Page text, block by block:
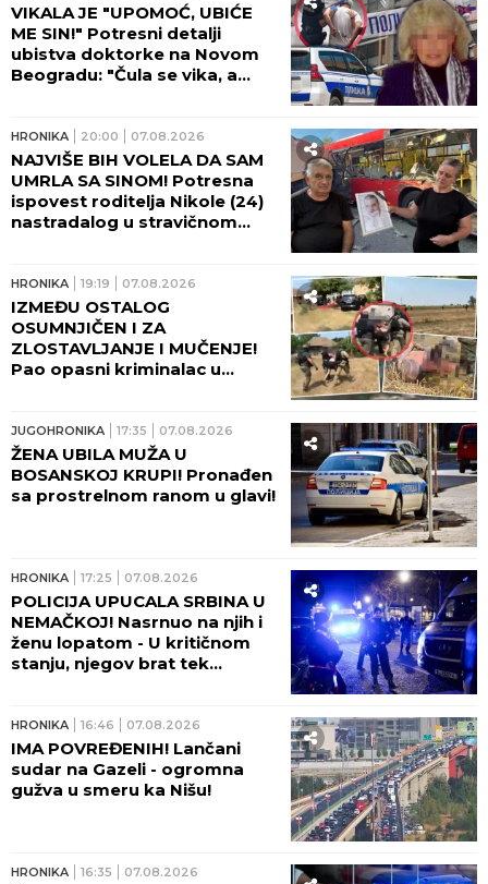
VIKALA JE "UPOMOĆ, UBIĆE
ME SIN!" Potresni detalji
ubistva doktorke na Novom
Beogradu: "Čula se vika, a
HRONIKA 20:00 07.08.2026
NAJVIŠE BIH VOLELA DA SAM
UMRLA SA SINOM! Potresna
ispovest roditelja Nikole (24)
nastradalog u stravičnom
HRONIKA 19:19 07.08.2026
IZMEĐU OSTALOG
OSUMNJIČEN I ZA
ZLOSTAVLJANJE I MUČENJE!
Pao opasni kriminalac u
mogao da makne! (FOTO,
VIDEO)
JUGOHRONIKA 17:35 07.08.2026
ŽENA UBILA MUŽA U
BOSANSKOJ KRUPI! Pronađen
sa prostrelnom ranom u glavi!
HRONIKA 17:25 07.08.2026
POLICIJA UPUCALA SRBINA U
NEMAČKOJ! Nasrnuo na njih i
ženu lopatom - U kritičnom
stanju, njegov brat tek
HRONIKA 16:46 07.08.2026
IMA POVREĐENIH! Lančani
sudar na Gazeli - ogromna
gužva u smeru ka Nišu!
HRONIKA 16:35 07.08.2026